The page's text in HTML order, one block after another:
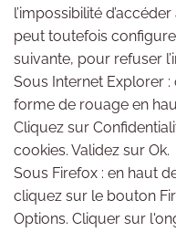
l’impossibilité
peut toutefois
suivante, pour refuser
Sous Internet Explorer
forme de rouage en
Cliquez sur
cookies. Validez sur Ok.
Sous Firefox : en haut
cliquez sur le bouton
Options. Cliquer sur